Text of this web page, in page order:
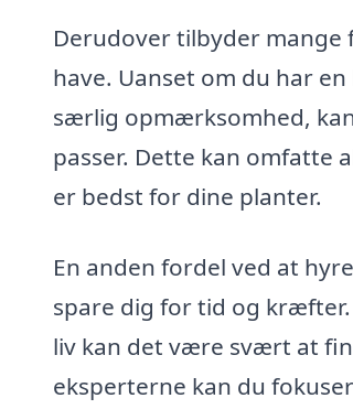
Derudover tilbyder
have. Uanset om du har
særlig opmærksomhed,
passer. Dette kan
er bedst for dine planter.
En anden fordel ved at
spare dig for tid og
liv kan det være svært at
eksperterne kan du